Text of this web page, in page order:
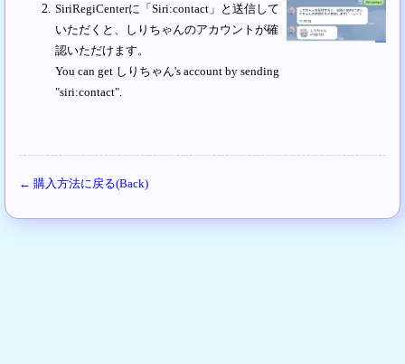
SiriRegiCenterに「Siri:contact」と送信して
いただくと、しりちゃんのアカウントが確
認いただけます。
You can get しりちゃん's account by sending
"siri:contact".
← 購入方法に戻る(Back)